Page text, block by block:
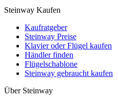
Steinway Kaufen
Kaufratgeber
Steinway Preise
Klavier oder Flügel kaufen
Händler finden
Flügelschablone
Steinway gebraucht kaufen
Über Steinway